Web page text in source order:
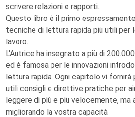
scrivere relazioni e rapporti...
Questo libro è il primo
tecniche di lettura rapida più utili per
lavoro.
L'Autrice ha insegnato a più di
ed è famosa per le innovazioni
lettura rapida. Ogni capitolo vi fornirà
utili consigli e direttive pratiche per
leggere di più e più velocemente, ma
migliorando la vostra capacità